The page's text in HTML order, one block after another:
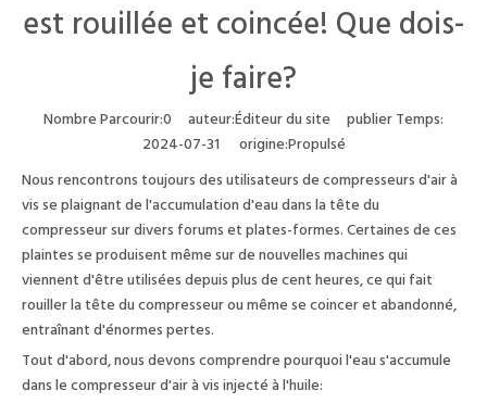
est rouillée et coincée! Que dois-
je faire?
Nombre Parcourir:0 auteur:Éditeur du site publier Temps:
2024-07-31 origine:Propulsé
Nous rencontrons toujours des utilisateurs de compresseurs d'air à
vis se plaignant de l'accumulation d'eau dans la tête du
compresseur sur divers forums et plates-formes. Certaines de ces
plaintes se produisent même sur de nouvelles machines qui
viennent d'être utilisées depuis plus de cent heures, ce qui fait
rouiller la tête du compresseur ou même se coincer et abandonné,
entraînant d'énormes pertes.
Tout d'abord, nous devons comprendre pourquoi l'eau s'accumule
dans le compresseur d'air à vis injecté à l'huile: